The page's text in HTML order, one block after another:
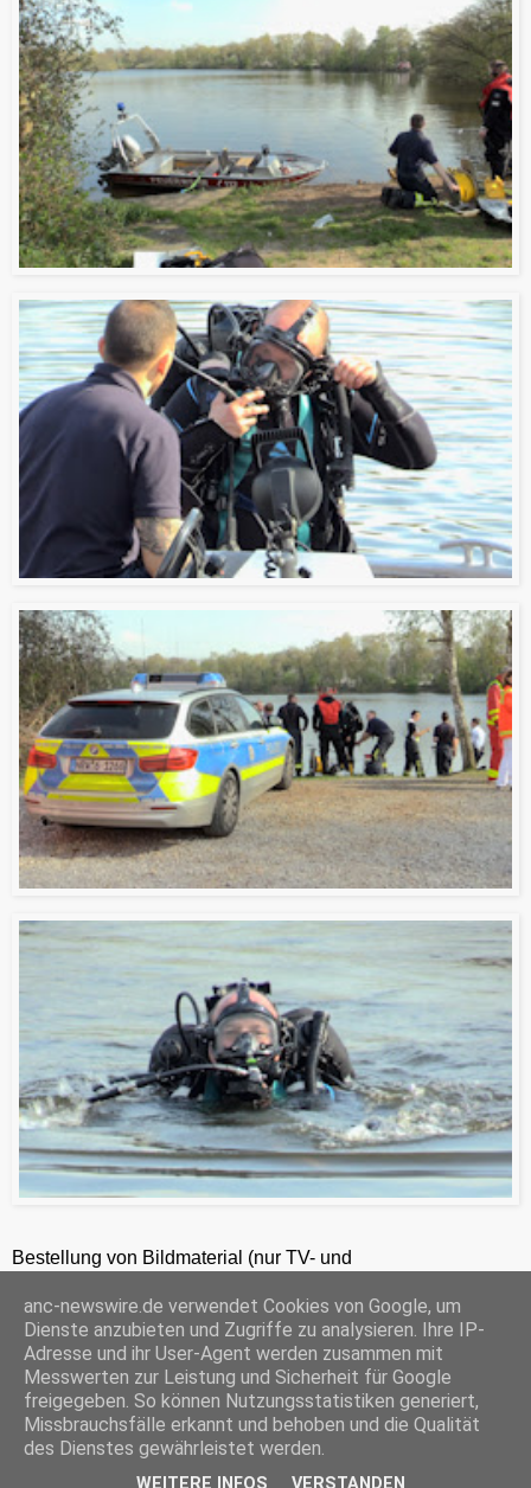
Bestellung von Bildmaterial (nur TV- und
ANC-NEWS-TELEVISION GmbH, Kruppstraße 82 – 100, 45145 Essen, HRB 12411, Amtsgericht Essen, Geschäftsführer: C. Anhuth
C
o
p
y
L
i
E
m
a
i
l
W
h
a
t
s
A
P
r
i
n
F
i
S
h
a
r
e
‹ Startseite
anc-newswire.de verwendet Cookies von Google, um
Dienste anzubieten und Zugriffe zu analysieren. Ihre IP-
Adresse und ihr User-Agent werden zusammen mit
Messwerten zur Leistung und Sicherheit für Google
freigegeben. So können Nutzungsstatistiken generiert,
Missbrauchsfälle erkannt und behoben und die Qualität
des Dienstes gewährleistet werden.
WEITERE INFOS VERSTANDEN